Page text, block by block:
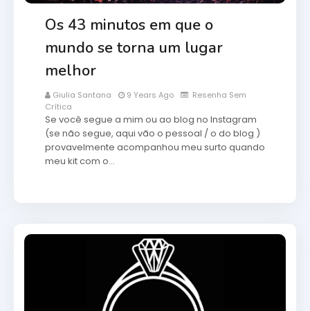
Os 43 minutos em que o
mundo se torna um lugar
melhor
Giulia Santana 9 Years Ago
Resenha Sem
Crítica
Se você segue a mim ou ao blog no Instagram
(se não segue, aqui vão o pessoal / o do blog )
provavelmente acompanhou meu surto quando
meu kit com o…